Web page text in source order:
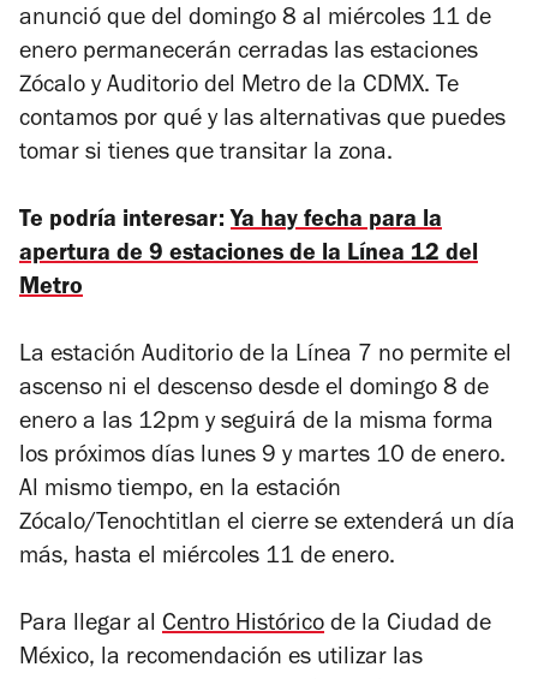
anunció que del domingo 8 al miércoles 11 de
enero permanecerán cerradas las estaciones
Zócalo y Auditorio del Metro de la CDMX. Te
contamos por qué y las alternativas que puedes
tomar si tienes que transitar la zona.
Te podría interesar: Ya hay fecha para la
apertura de 9 estaciones de la Línea 12 del
Metro
La estación Auditorio de la Línea 7 no permite el
ascenso ni el descenso desde el domingo 8 de
enero a las 12pm y seguirá de la misma forma
los próximos días lunes 9 y martes 10 de enero.
Al mismo tiempo, en la estación
Zócalo/Tenochtitlan el cierre se extenderá un día
más, hasta el miércoles 11 de enero.
Para llegar al Centro Histórico de la Ciudad de
México, la recomendación es utilizar las